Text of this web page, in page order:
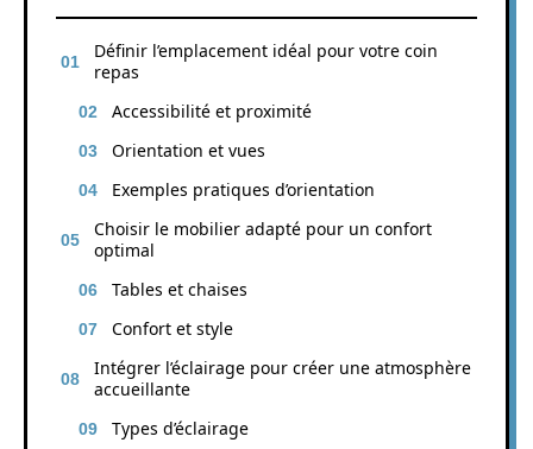
Définir l’emplacement idéal pour votre coin
repas
Accessibilité et proximité
Orientation et vues
Exemples pratiques d’orientation
Choisir le mobilier adapté pour un confort
optimal
Tables et chaises
Confort et style
Intégrer l’éclairage pour créer une atmosphère
accueillante
Types d’éclairage